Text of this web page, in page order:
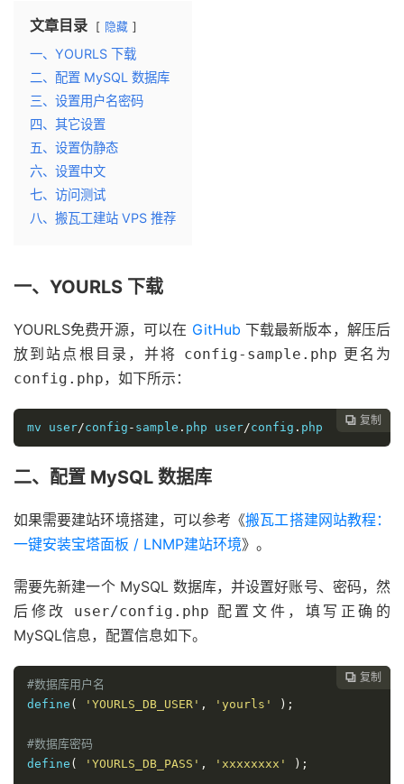
文章目录 隐藏
一、YOURLS 下载
二、配置 MySQL 数据库
三、设置用户名密码
四、其它设置
五、设置伪静态
六、设置中文
七、访问测试
八、搬瓦工建站 VPS 推荐
一、YOURLS 下载
YOURLS免费开源，可以在 GitHub 下载最新版本，解压后
放到站点根目录，并将 config-sample.php 更名为
config.php，如下所示：
 复制
mv user/config - sample . php user/config . php
二、配置 MySQL 数据库
如果需要建站环境搭建，可以参考《搬瓦工搭建网站教程：
一键安装宝塔面板 / LNMP建站环境》。
需要先新建一个 MySQL 数据库，并设置好账号、密码，然
后修改 user/config.php 配置文件，填写正确的
MySQL信息，配置信息如下。
 复制
#数据库用户名
define ( 'YOURLS_DB_USER' , 'yourls' );
#数据库密码
define ( 'YOURLS_DB_PASS' , 'xxxxxxxx' );